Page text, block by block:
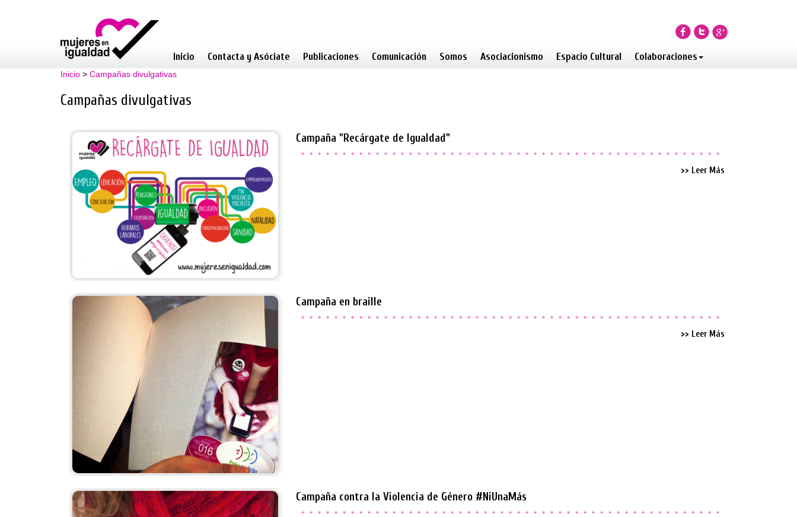
Inicio Contacta y Asóciate Publicaciones Comunicación Somos Asociacionismo Espacio Cultural Colaboraciones
Inicio > Campañas divulgativas
Campañas divulgativas
Campaña "Recárgate de Igualdad"
>> Leer Más
Campaña en braille
>> Leer Más
Campaña contra la Violencia de Género #NiUnaMás